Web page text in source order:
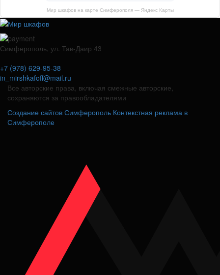
Мир шкафов на карте Симферополя — Яндекс Карты
Симферополь, ул. Тав-Даир 43
+7 (978) 629-95-38
in_mirshkafoff@mail.ru
Все авторские права, включая смежные авторские,
сохраняются за правообладателями
Создание сайтов Симферополь Контекстная реклама в
Симферополе